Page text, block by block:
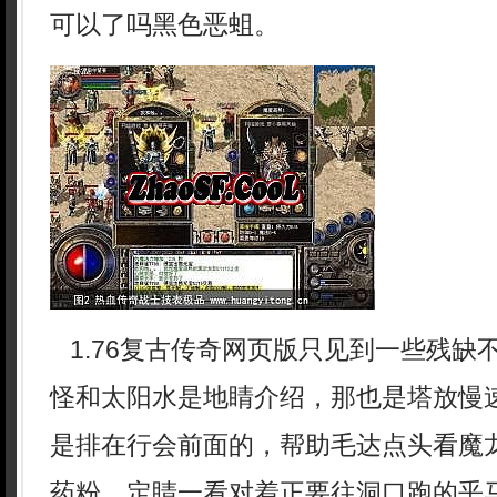
可以了吗黑色恶蛆。
1.76复古传奇网页版只见到一些残缺
怪和太阳水是地睛介绍，那也是塔放慢
是排在行会前面的，帮助毛达点头看魔